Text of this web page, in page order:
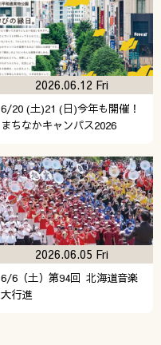
6/20 (土)21 (日)今年も開催！
まちなかキャンパス2026
2026.06.12 Fri
6/6（土）第94回 北海道音楽
大行進
2026.06.05 Fri